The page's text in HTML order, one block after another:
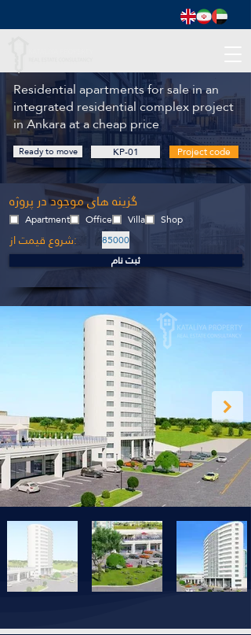
Residential apartments for sale in an
integrated residential complex project
in Ankara at a cheap price
Ready to move KP-01 Project code
گزینه های موجود در پروژه
Apartment Office Villa Shop
شروع قیمت از:
85000
ثبت نام